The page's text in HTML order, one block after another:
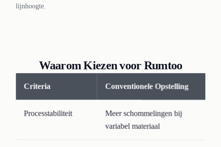
lijnhoogte.
Waarom Kiezen voor Rumtoo
Criteria Conventionele Opstelling
Processtabiliteit Meer schommelingen bij
variabel materiaal